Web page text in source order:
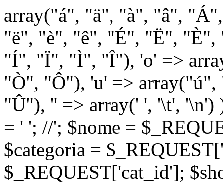
array("á", "ä", "à", "â",
"ë", "è", "ê", "É", "Ë",
"Í", "Ï", "Ì", "Î"), 'o' =>
"Ò", "Ô"), 'u' =>
"Û"), '' => array(' ', '\t',
= ' '; //'; $nome =
$categoria =
$_REQUEST['cat_id'];